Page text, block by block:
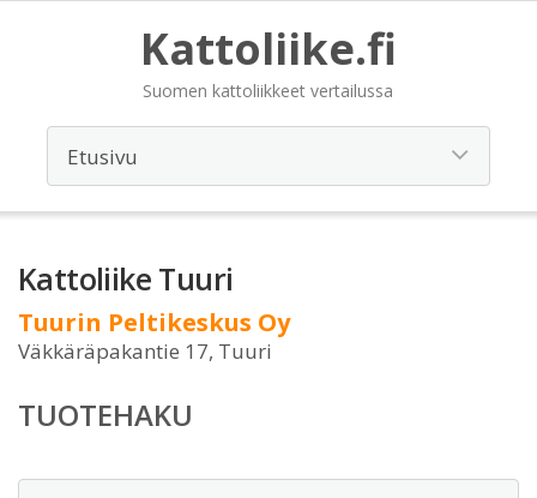
Kattoliike.fi
Suomen kattoliikkeet vertailussa
Kattoliike Tuuri
Tuurin Peltikeskus Oy
Väkkäräpakantie 17, Tuuri
TUOTEHAKU